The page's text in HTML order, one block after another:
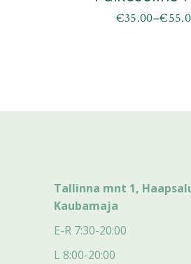
€35.00–€
teha
Tallinna mnt 1,
Kaubamaja
E-R 7:30-20:00
L 8:00-20:00